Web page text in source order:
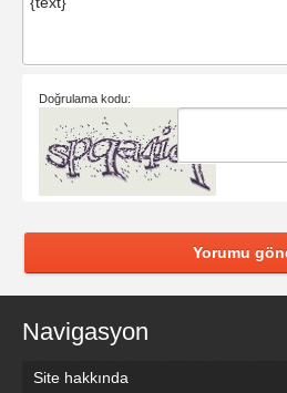
Doğrulama kodu:
Yorumu
Navigasyon
Site hakkında